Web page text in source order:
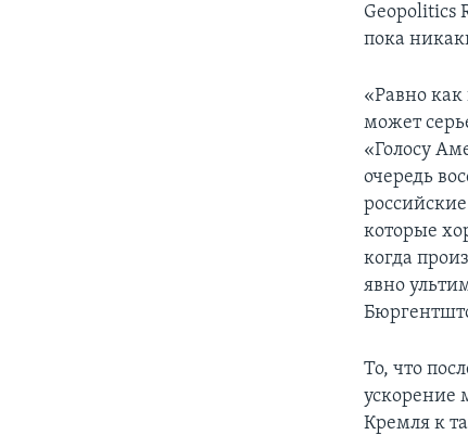
Geopolitics
пока
«Равно
может
«Голосу
очередь
которые
когда
явно
То, что
ускорение
Кремля к